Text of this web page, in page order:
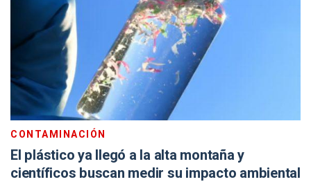
CONTAMINACIÓN
El plástico ya llegó a la alta montaña y
científicos buscan medir su impacto ambiental